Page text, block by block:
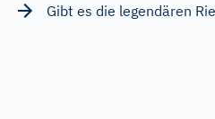
Gibt es die legendären